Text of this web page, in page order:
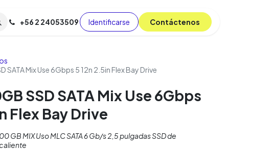
Tienda Cursos Blog
+56 2 24053509 Identificarse C​​​​ont​​​​áct​​​​​​en​​​​​​os
SATA Mix Use 6Gbps 5 12n 2.5in Flex Bay Drive
SSD SATA Mix Use 6Gbps
Flex Bay Drive
GB MIX Uso MLC SATA 6 Gb/s 2,5 pulgadas SSD de